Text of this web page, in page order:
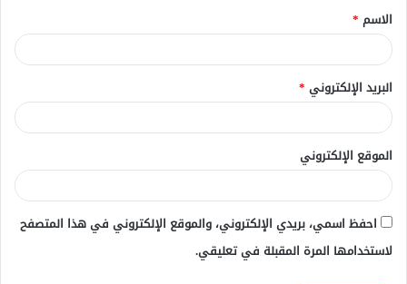
*
الاسم *
البريد الإلكتروني *
الموقع الإلكتروني
احفظ اسمي، بريدي الإلكتروني، والموقع الإلكتروني في هذا المتصفح
لاستخدامها المرة المقبلة في تعليقي.